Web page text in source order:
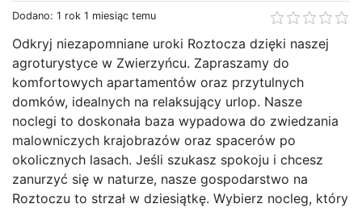
Dodano: 1 rok 1 miesiąc temu
Odkryj niezapomniane uroki Roztocza dzięki naszej
agroturystyce w Zwierzyńcu. Zapraszamy do
komfortowych apartamentów oraz przytulnych
domków, idealnych na relaksujący urlop. Nasze
noclegi to doskonała baza wypadowa do zwiedzania
malowniczych krajobrazów oraz spacerów po
okolicznych lasach. Jeśli szukasz spokoju i chcesz
zanurzyć się w naturze, nasze gospodarstwo na
Roztoczu to strzał w dziesiątkę. Wybierz nocleg, który